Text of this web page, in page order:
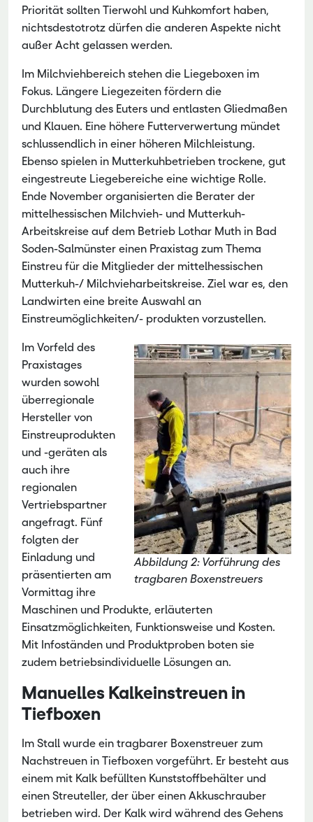
Priorität sollten Tierwohl und Kuhkomfort haben,
nichtsdestotrotz dürfen die anderen Aspekte nicht
außer Acht gelassen werden.
Im Milchviehbereich stehen die Liegeboxen im
Fokus. Längere Liegezeiten fördern die
Durchblutung des Euters und entlasten Gliedmaßen
und Klauen. Eine höhere Futterverwertung mündet
schlussendlich in einer höheren Milchleistung.
Ebenso spielen in Mutterkuhbetrieben trockene, gut
eingestreute Liegebereiche eine wichtige Rolle.
Ende November organisierten die Berater der
mittelhessischen Milchvieh- und Mutterkuh-
Arbeitskreise auf dem Betrieb Lothar Muth in Bad
Soden-Salmünster einen Praxistag zum Thema
Einstreu für die Mitglieder der mittelhessischen
Mutterkuh-/ Milchvieharbeitskreise. Ziel war es, den
Landwirten eine breite Auswahl an
Einstreumöglichkeiten/- produkten vorzustellen.
Abbildung 2: Vorführung des
tragbaren Boxenstreuers
Im Vorfeld des
Praxistages
wurden sowohl
überregionale
Hersteller von
Einstreuprodukten
und -geräten als
auch ihre
regionalen
Vertriebspartner
angefragt. Fünf
folgten der
Einladung und
präsentierten am
Vormittag ihre
Maschinen und Produkte, erläuterten
Einsatzmöglichkeiten, Funktionsweise und Kosten.
Mit Infoständen und Produktproben boten sie
zudem betriebsindividuelle Lösungen an.
Manuelles Kalkeinstreuen in
Tiefboxen
Im Stall wurde ein tragbarer Boxenstreuer zum
Nachstreuen in Tiefboxen vorgeführt. Er besteht aus
einem mit Kalk befüllten Kunststoffbehälter und
einen Streuteller, der über einen Akkuschrauber
betrieben wird. Der Kalk wird während des Gehens